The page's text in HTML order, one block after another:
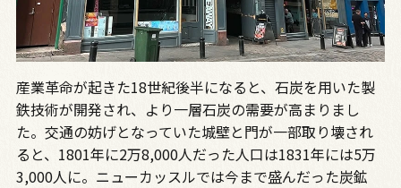
産業革命が起きた18世紀後半になると、石炭を用いた製
鉄技術が開発され、より一層石炭の需要が高まりまし
た。交通の妨げとなっていた城壁と門が一部取り壊され
ると、1801年に2万8,000人だった人口は1831年には5万
3,000人に。ニューカッスルでは今まで盛んだった炭鉱